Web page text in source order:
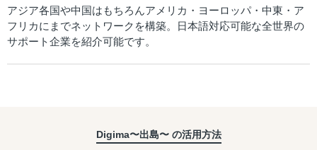
アジア各国や中国はもちろんアメリカ・ヨーロッパ・中東・ア
フリカにまでネットワークを構築。日本語対応可能な全世界の
サポート企業を紹介可能です。
Digima〜出島〜 の活用方法